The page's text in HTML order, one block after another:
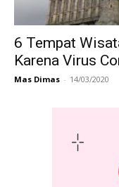
6 Tempat
Karena Virus
Mas Dimas - 14/03/2020